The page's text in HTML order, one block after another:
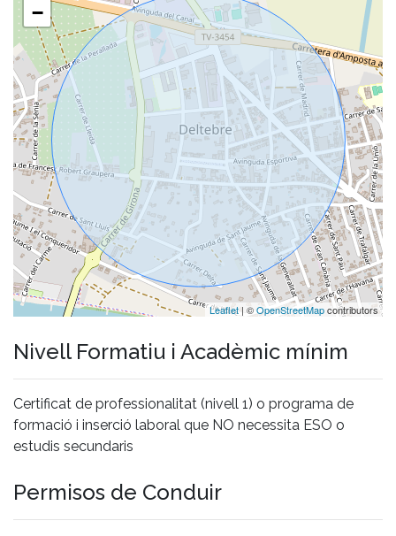
−
Leaflet| ©OpenStreetMapcontributors
Nivell Formatiu i Acadèmic mínim
Certificat de professionalitat (nivell 1) o programa de
formació i inserció laboral que NO necessita ESO o
estudis secundaris
Permisos de Conduir